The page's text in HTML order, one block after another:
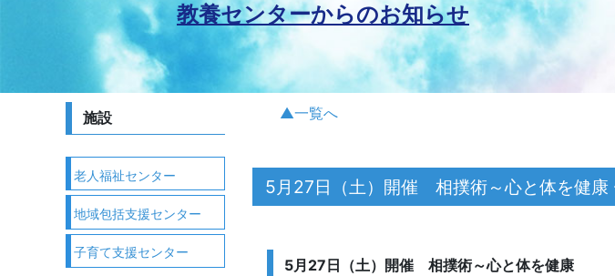
教養センターからのお知らせ
施設
老人福祉センター
地域包括支援センター
子育て支援センター
▲一覧へ
5月27日（土）開催 相撲術～心と体を健
5月27日（土）開催 相撲術～心と体を健康